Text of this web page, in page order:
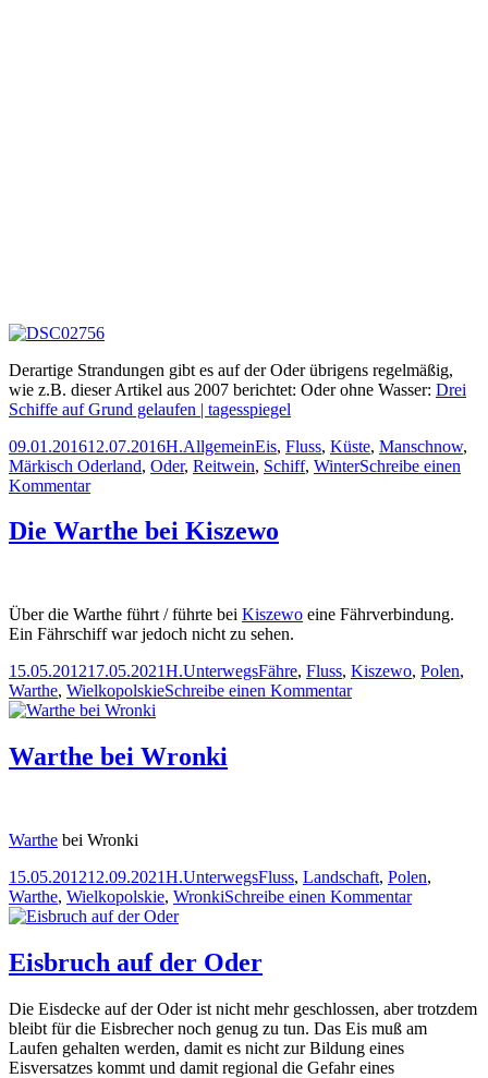
Derartige Strandungen gibt es auf der Oder übrigens regelmäßig,
wie z.B. dieser Artikel aus 2007 berichtet: Oder ohne Wasser: Drei
Schiffe auf Grund gelaufen | tagesspiegel
Veröffentlicht
am
09.01.201612.07.2016Autor
H.Kategorien
AllgemeinSchlagwörter
Eis, Fluss, Küste, Manschnow,
Märkisch Oderland, Oder, Reitwein, Schiff, WinterSchreibe einen
Kommentarzu
Schiff
liegt
Oder
…
Die Warthe bei Kiszewo
Über die Warthe führt / führte bei Kiszewo eine Fährverbindung.
Ein Fährschiff war jedoch nicht zu sehen.
Veröffentlicht
am
15.05.201217.05.2021Autor
H.Kategorien
UnterwegsSchlagwörter
Fähre, Fluss, Kiszewo, Polen,
Warthe, WielkopolskieSchreibe einen Kommentarzu
Warthe bei Wronki
Warthe bei Wronki
Veröffentlicht
am
15.05.201212.09.2021Autor
H.Kategorien
UnterwegsSchlagwörter
Fluss, Landschaft, Polen,
Warthe, Wielkopolskie, WronkiSchreibe einen Kommentarzu
Eisbruch auf der Oder
Die Eisdecke auf der Oder ist nicht mehr geschlossen, aber trotzdem
bleibt für die Eisbrecher noch genug zu tun. Das Eis muß am
Laufen gehalten werden, damit es nicht zur Bildung eines
Eisversatzes kommt und damit regional die Gefahr eines